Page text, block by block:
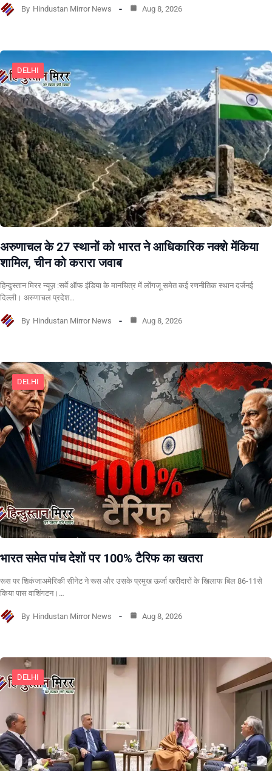
By Hindustan Mirror News Aug 8, 2026
DELHI
अरुणाचल के 27 स्थानों को भारत ने आधिकारिक नक्शे मेंकिया
शामिल, चीन को करारा जवाब
हिन्दुस्तान मिरर न्यूज़ :सर्वे ऑफ इंडिया के मानचित्र में लोंगजू समेत कई रणनीतिक स्थान दर्जनई
दिल्ली। अरुणाचल प्रदेश…
By Hindustan Mirror News Aug 8, 2026
DELHI
भारत समेत पांच देशों पर 100% टैरिफ का खतरा
रूस पर शिकंजाअमेरिकी सीनेट ने रूस और उसके प्रमुख ऊर्जा खरीदारों के खिलाफ बिल 86-11से
किया पास वाशिंगटन।…
By Hindustan Mirror News Aug 8, 2026
DELHI